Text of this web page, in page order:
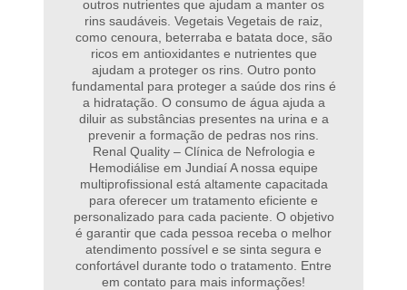
outros nutrientes que ajudam a manter os
rins saudáveis. Vegetais Vegetais de raiz,
como cenoura, beterraba e batata doce, são
ricos em antioxidantes e nutrientes que
ajudam a proteger os rins. Outro ponto
fundamental para proteger a saúde dos rins é
a hidratação. O consumo de água ajuda a
diluir as substâncias presentes na urina e a
prevenir a formação de pedras nos rins.
Renal Quality – Clínica de Nefrologia e
Hemodiálise em Jundiaí A nossa equipe
multiprofissional está altamente capacitada
para oferecer um tratamento eficiente e
personalizado para cada paciente. O objetivo
é garantir que cada pessoa receba o melhor
atendimento possível e se sinta segura e
confortável durante todo o tratamento. Entre
em contato para mais informações!